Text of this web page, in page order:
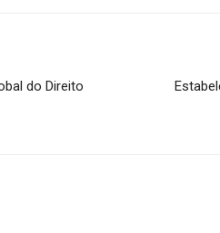
do Direito